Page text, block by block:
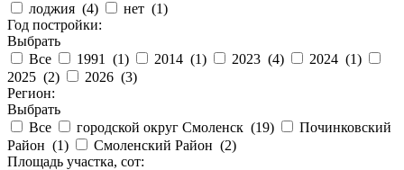
лоджия (4) нет (1)
Год постройки:
Выбрать
Все
1991 (1) 2014 (1) 2023 (4) 2024 (1)
2025 (2) 2026 (3)
Регион:
Выбрать
Все
городской округ Смоленск (19)
Починковский
Район (1) Смоленский Район (2)
Площадь участка, сот: